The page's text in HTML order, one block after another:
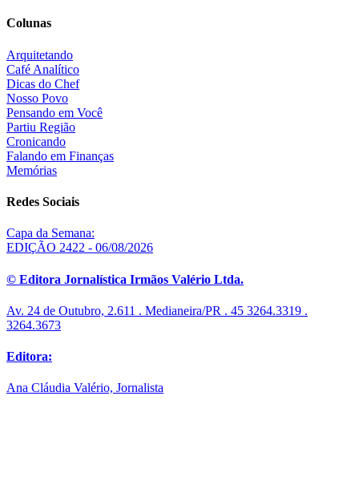
Colunas
Arquitetando
Café Analítico
Dicas do Chef
Nosso Povo
Pensando em Você
Partiu Região
Cronicando
Falando em Finanças
Memórias
Redes Sociais
Capa da Semana:
EDIÇÃO 2422 - 06/08/2026
© Editora Jornalística Irmãos Valério Ltda.
Av. 24 de Outubro, 2.611 . Medianeira/PR . 45 3264.3319 .
3264.3673
Editora:
Ana Cláudia Valério, Jornalista